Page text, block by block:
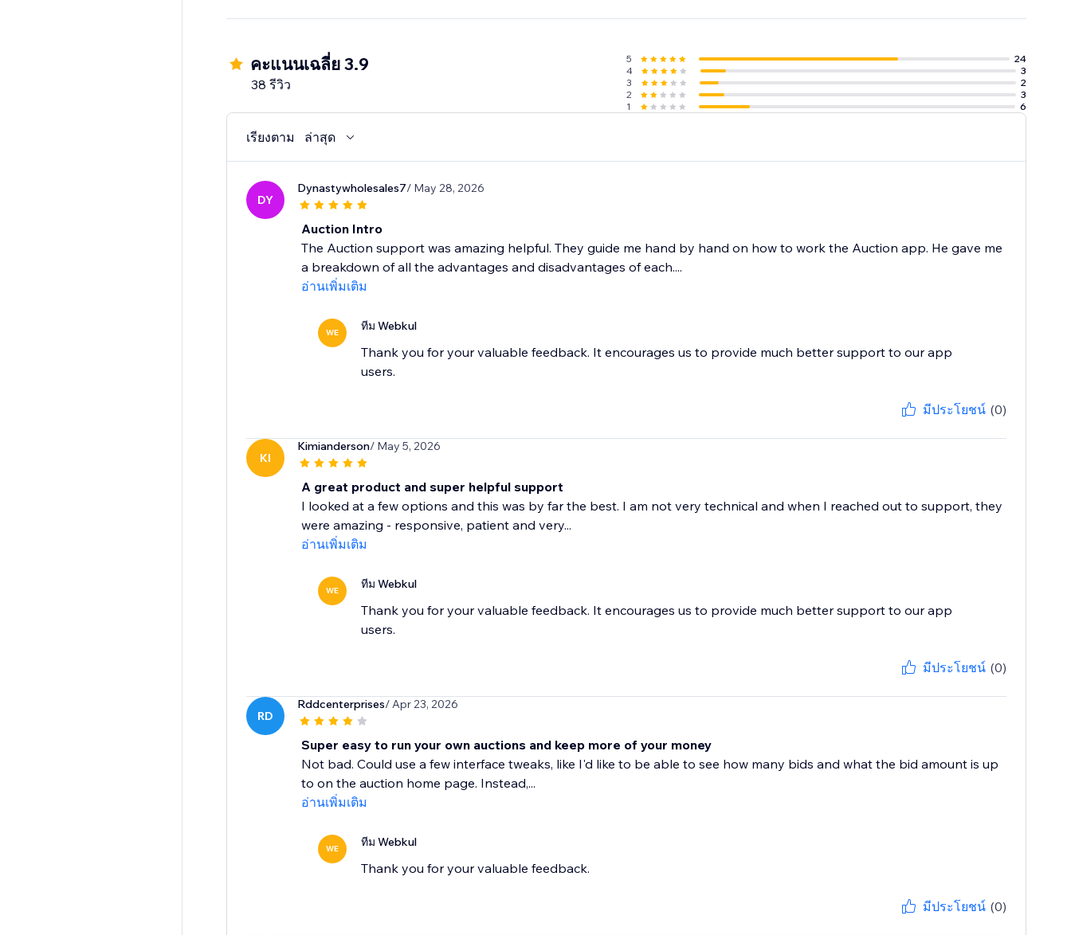
คะแนนเฉลี่ย 3.9
38 รีวิว
5
24
4
3
3
2
2
3
1
6
เรียงตาม ล่าสุด
DY
Dynastywholesales7/ May 28, 2026
Auction Intro
The Auction support was amazing helpful. They guide me hand by hand on how to work the Auction app. He gave me
a breakdown of all the advantages and disadvantages of each....
อ่านเพิ่มเติม
WE ทีม Webkul
Thank you for your valuable feedback. It encourages us to provide much better support to our app
users.
มีประโยชน์ (0)
KI
Kimianderson/ May 5, 2026
A great product and super helpful support
I looked at a few options and this was by far the best. I am not very technical and when I reached out to support, they
were amazing - responsive, patient and very...
อ่านเพิ่มเติม
WE ทีม Webkul
Thank you for your valuable feedback. It encourages us to provide much better support to our app
users.
มีประโยชน์ (0)
RD
Rddcenterprises/ Apr 23, 2026
Super easy to run your own auctions and keep more of your money
Not bad. Could use a few interface tweaks, like I'd like to be able to see how many bids and what the bid amount is up
to on the auction home page. Instead,...
อ่านเพิ่มเติม
WE ทีม Webkul
Thank you for your valuable feedback.
มีประโยชน์ (0)